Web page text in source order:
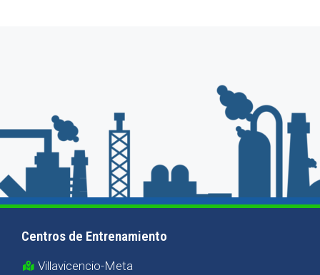
Centros de Entrenamiento
Villavicencio-Meta